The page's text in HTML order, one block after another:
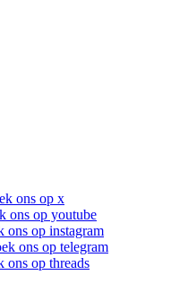
ons op x
ons op youtube
ons op instagram
ons op telegram
ons op threads